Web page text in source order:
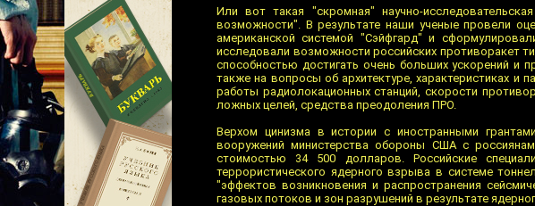
Или вот такая "скромная" научно-
возможности". В результате наши ученые провели
американской системой "Сэйфгард" и
исследовали возможности российских противоракет
способностью достигать очень больших ускорений и
также на вопросы об архитектуре, характеристиках
работы радиолокационных станций, скорости
ложных целей, средства преодоления ПРО.
Верхом цинизма в истории с иностранными
вооружений министерства обороны США с
стоимостью 34 500 долларов. Российские
террористического ядерного взрыва в системе
"эффектов возникновения и распространения
газовых потоков и зон разрушений в результате